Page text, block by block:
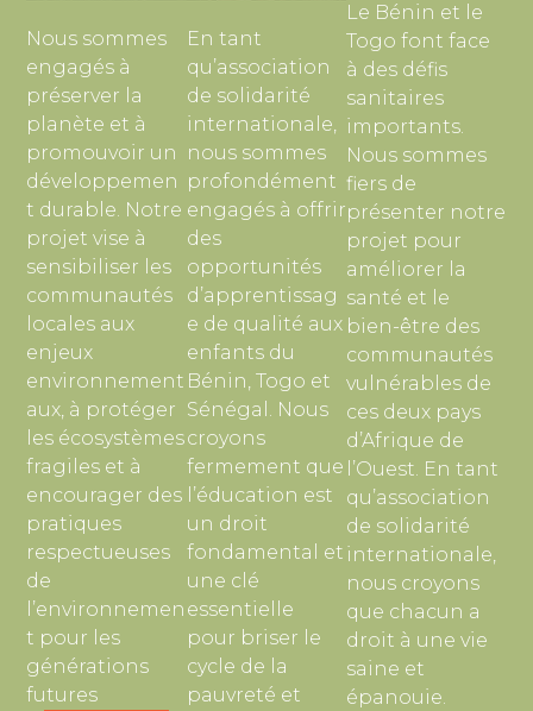
Nous sommes
engagés à
préserver la
planète et à
promouvoir un
développemen
t durable. Notre
projet vise à
sensibiliser les
communautés
locales aux
enjeux
environnement
aux, à protéger
les écosystèmes
fragiles et à
encourager des
pratiques
respectueuses
de
l’environnemen
t pour les
générations
futures
En tant
qu’association
de solidarité
internationale,
nous sommes
profondément
engagés à offrir
des
opportunités
d’apprentissag
e de qualité aux
enfants du
Bénin, Togo et
Sénégal. Nous
croyons
fermement que
l’éducation est
un droit
fondamental et
une clé
essentielle
pour briser le
cycle de la
pauvreté et
Le Bénin et le
Togo font face
à des défis
sanitaires
importants.
Nous sommes
fiers de
présenter notre
projet pour
améliorer la
santé et le
bien-être des
communautés
vulnérables de
ces deux pays
d’Afrique de
l’Ouest. En tant
qu’association
de solidarité
internationale,
nous croyons
que chacun a
droit à une vie
saine et
épanouie.